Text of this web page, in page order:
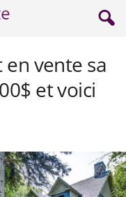
en vente sa
et voici